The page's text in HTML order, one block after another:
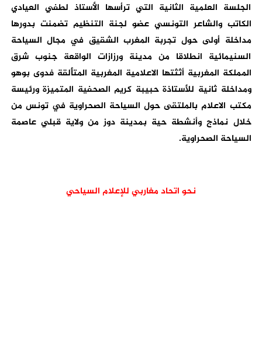
الجلسة العلمية الثانية التي ترأسها الأستاذ لطفي العيادي
الكاتب والشاعر التونسي عضو لجنة التنظيم تضمنت بدورها
مداخلة أولى حول تجربة المغرب الشقيق في مجال السياحة
السنيمائية انطلاقا من مدينة ورزازات الواقعة جنوب شرق
المملكة المغربية أثثتها الاعلامية المغربية المتألقة فدوى بوهو
ومداخلة ثانية للأستاذة حبيبة كريم الصحفية المتميزة ورئيسة
مكتب الاعلام بالملتقى حول السياحة الصحراوية في تونس من
خلال نماذج وأنشطة حية بمدينة دوز من ولاية قبلي عاصمة
السياحة الصحراوية.
نحو اتحاد مغاربي للإعلام السياحي